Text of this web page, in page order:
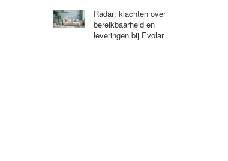
Radar: klachten over
bereikbaarheid en
leveringen bij Evolar